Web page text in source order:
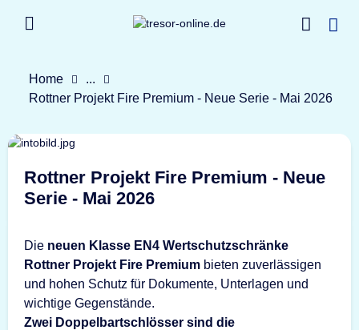
Home
...
Rottner Projekt Fire Premium - Neue Serie - Mai 2026
Rottner Projekt Fire Premium - Neue
Serie - Mai 2026
Die neuen Klasse EN4 Wertschutzschränke
Rottner Projekt Fire Premium bieten zuverlässigen
und hohen Schutz für Dokumente, Unterlagen und
wichtige Gegenstände.
Zwei Doppelbartschlösser sind die